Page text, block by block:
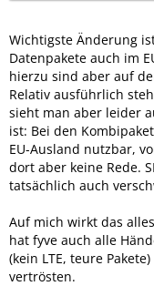
Wichtigste Änderung
Datenpakete auch im
hierzu sind aber auf
Relativ ausführlich
sieht man aber leider
ist: Bei den
EU-Ausland nutzbar,
dort aber keine Rede.
tatsächlich auch
Auf mich wirkt das
hat fyve auch alle
(kein LTE, teure
vertrösten.